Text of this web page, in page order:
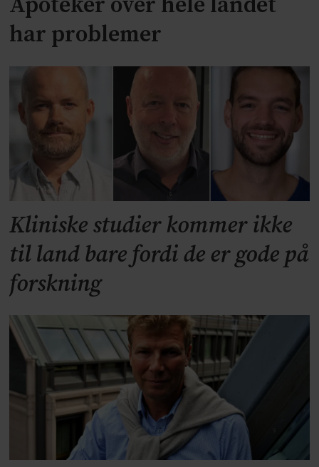
har problemer
Kliniske studier kommer ikke
til land bare fordi de er gode på
forskning